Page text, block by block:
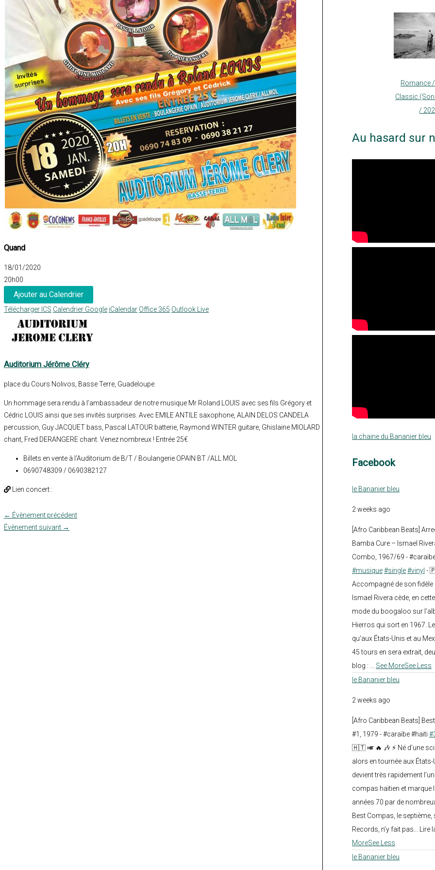
Quand
18/01/2020
20h00
Ajouter au Calendrier
Télécharger ICS Calendrier Google iCalendar Office 365 Outlook Live
Auditorium Jérôme Cléry
place du Cours Nolivos, Basse Terre, Guadeloupe
Un hommage sera rendu à l’ambassadeur de notre musique Mr Roland LOUIS avec ses fils Grégory et
Cédric LOUIS ainsi que ses invités surprises. Avec EMILE ANTILE saxophone, ALAIN DELOS CANDELA
percussion, Guy JACQUET bass, Pascal LATOUR batterie, Raymond WINTER guitare, Ghislaine MIOLARD
chant, Fred DERANGERE chant. Venez nombreux ! Entrée 25€
Billets en vente à l’Auditorium de B/T / Boulangerie OPAIN BT /ALL MOL
0690748309 / 0690382127
Lien concert :
← Évènement précédent
Évènement suivant →
Romance /
Classic
/
Au hasard sur
la chaine du Bananier bleu
Facebook
le Bananier bleu
2 weeks ago
[Afro Caribbean Beats]
Bamba Cure – Ismael
Combo, 1967/69 -
#musique#single#vinyl -
Accompagné de son fidèle
Ismael Rivera cède, en
mode du boogaloo sur
Hierros qui sort en 1967.
qu’aux États-Unis et au
45 tours en sera extrait,
blog :
See MoreSee Less
le Bananier bleu
2 weeks ago
[Afro Caribbean Beats]
#1, 1979 - #caraïbe #haïti
🇭🇹 🎺 🔥 🎶 ⚡ Né d’une
alors en tournée aux
devient très rapidement
compas haïtien et marque
années 70 par de
Best Compas, le
Records, n’y fait pas... Lire
MoreSee Less
le Bananier bleu